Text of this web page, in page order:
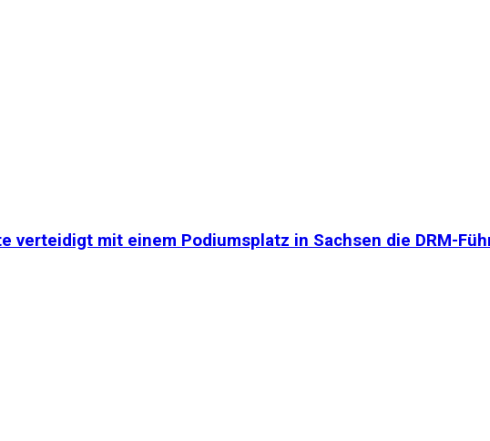
verteidigt mit einem Podiumsplatz in Sachsen die DRM-